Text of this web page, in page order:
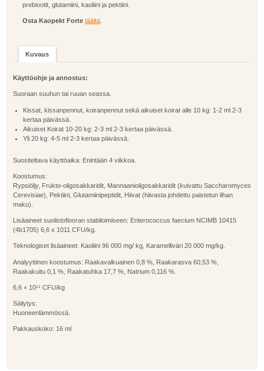
prebiootit, glutamiini, kaoliini ja pektiini.
Osta Kaopekt Forte täältä.
Kuvaus
Käyttöohje ja annostus:
Suoraan suuhun tai ruuan seassa.
Kissat, kissanpennut, koiranpennut sekä aikuiset koirat alle 10 kg: 1-2 ml 2-3
kertaa päivässä.
Aikuiset Koirat 10-20 kg: 2-3 ml 2-3 kertaa päivässä.
Yli 20 kg: 4-5 ml 2-3 kertaa päivässä.
Suositeltava käyttöaika: Enintään 4 viikkoa.
Koostumus:
Rypsiöljy, Frukto-oligosakkaridit, Mannaanioligosakkaridit (kuivattu Saccharomyces
Cerevisiae), Pektiini, Glutamiinipeptidit, Hiivat (hiivasta johdettu paistetun lihan
maku).
Lisäaineet suolistoflooran stabiloimiseen: Enterococcus faecium NCIMB 10415
(4b1705) 6,6 x 1011 CFU/kg.
Teknologiset lisäaineet: Kaoliini 96 000 mg/ kg, Karamelliväri 20 000 mg/kg.
Analyyttinen koostumus: Raakavalkuainen 0,8 %, Raakarasva 60,53 %,
Raakakuitu 0,1 %, Raakatuhka 17,7 %, Natrium 0,116 %.
6,6 × 10¹¹ CFU/kg
Säilytys:
Huoneenlämmössä.
Pakkauskoko: 16 ml